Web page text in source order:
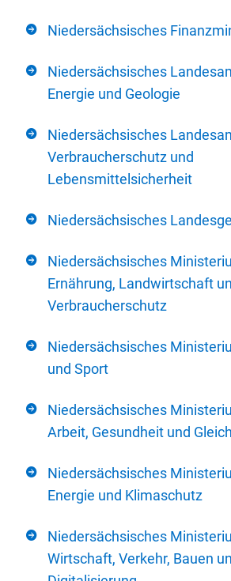
Niedersächsisches
Niedersächsisches
Energie und Geologie
Niedersächsisches
Verbraucherschutz und
Lebensmittelsicherheit
Niedersächsisches
Niedersächsisches
Ernährung, Landwirtschaft
Verbraucherschutz
Niedersächsisches
und Sport
Niedersächsisches
Arbeit, Gesundheit und
Niedersächsisches
Energie und Klimaschutz
Niedersächsisches
Wirtschaft, Verkehr, Bauen